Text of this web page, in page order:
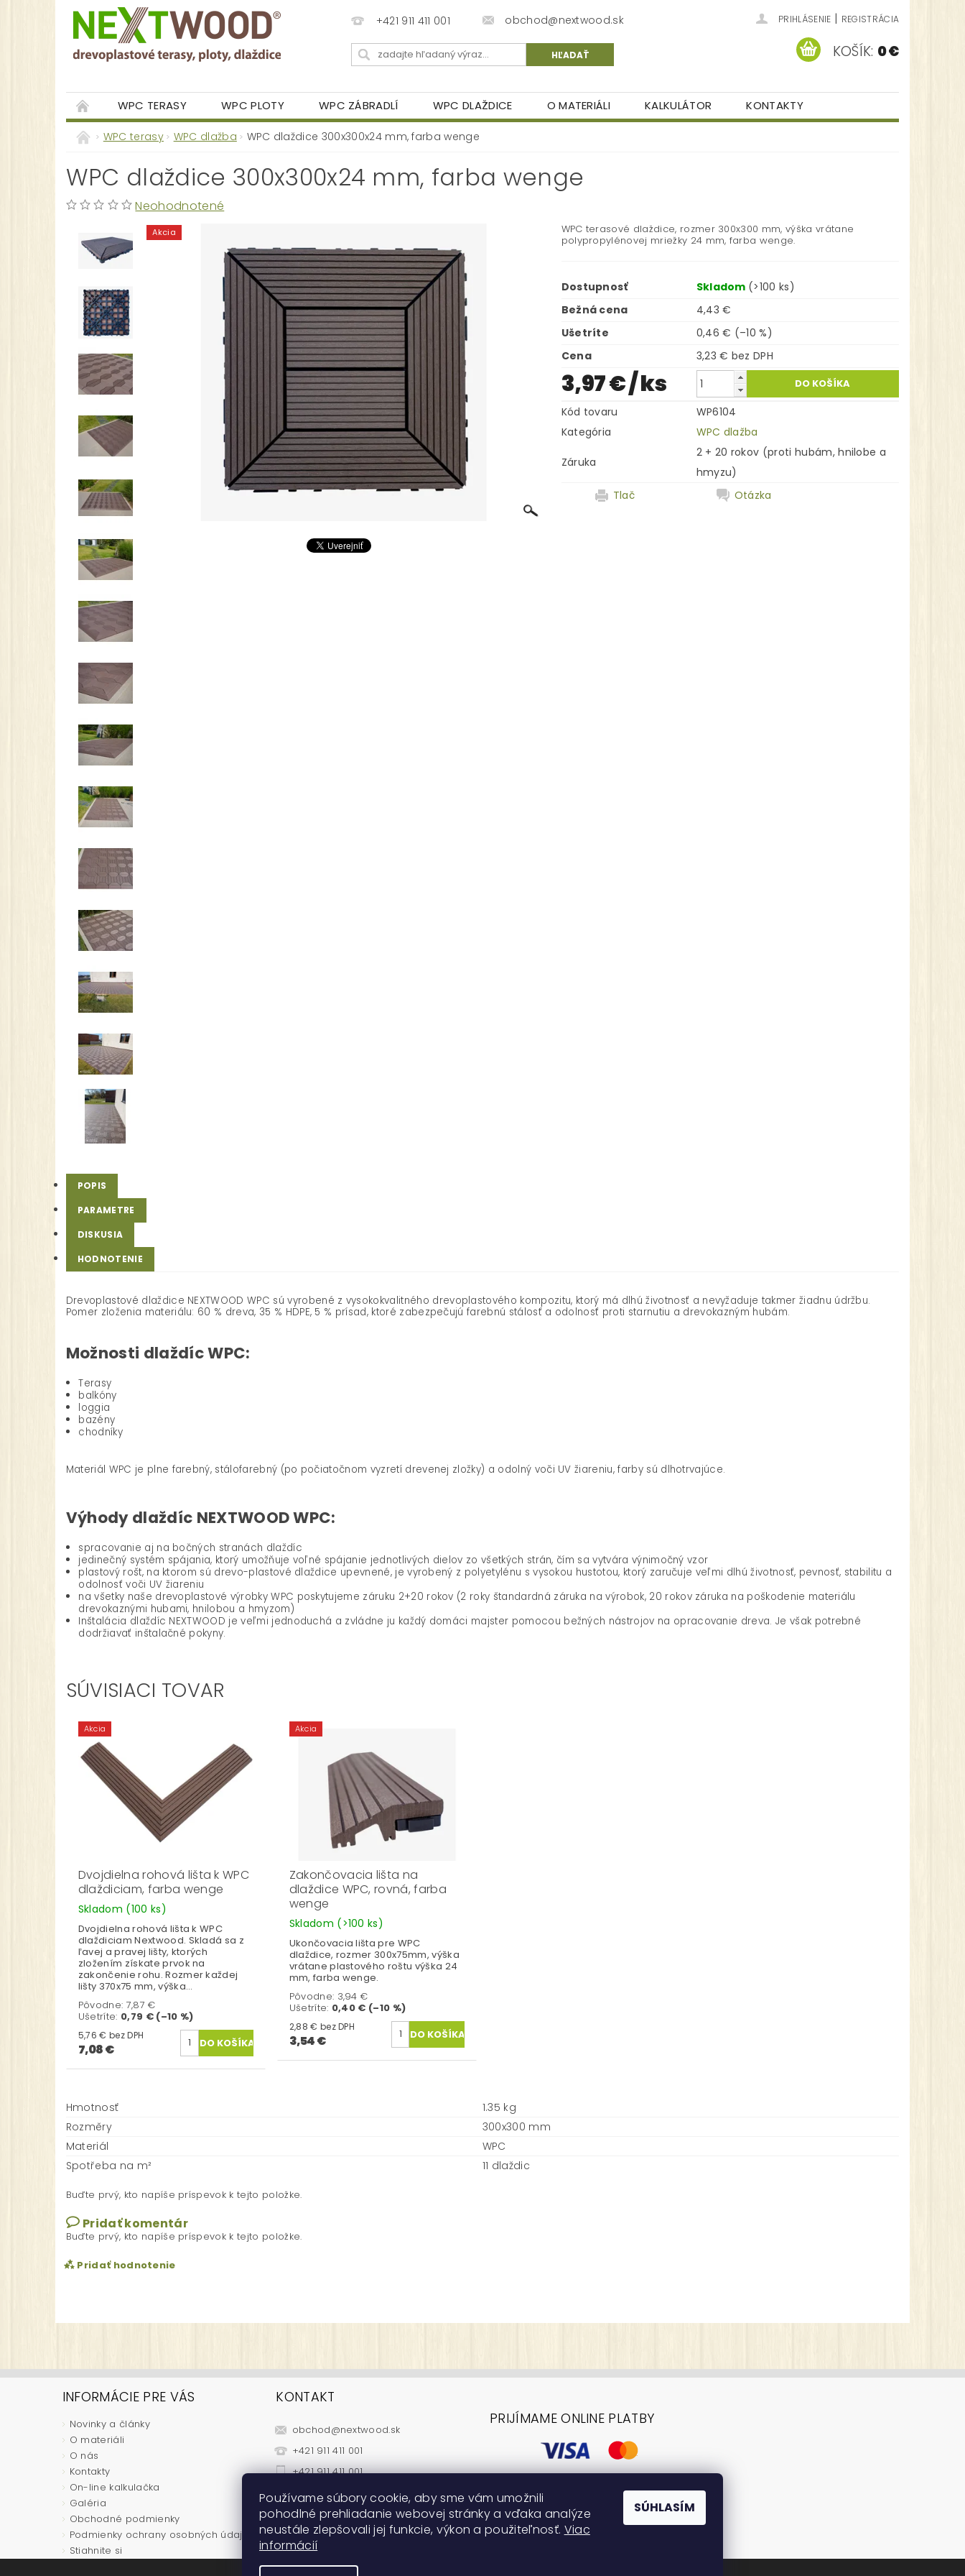
+421 911 411 001 obchod@nextwood.sk PRIHLÁSENIE | REGISTRÁCIA
KOŠÍK: 0 €
WPC TERASY WPC PLOTY WPC ZÁBRADLÍ WPC DLAŽDICE O MATERIÁLI KALKULÁTOR
KONTAKTY
GALÉRIAWPC terasy WPC dlažba WPC dlaždice 300x300x24 mm, farba wenge
WPC dlaždice 300x300x24 mm, farba wenge
Neohodnotené
Akcia
WPC terasové dlaždice, rozmer 300x300 mm, výška vrátane
polypropylénovej mriežky 24 mm, farba wenge.
Dostupnosť Skladom (>100 ks)
Bežná cena
4,43 €
Ušetríte
0,46 € (–10 %)
Cena
3,23 € bez DPH
3,97 €/ ks
Kód tovaru
WP6104
Kategória
WPC dlažba
Záruka
2 + 20 rokov (proti hubám, hnilobe a
hmyzu)
Tlač
Otázka
POPIS
PARAMETRE
DISKUSIA
HODNOTENIE
Drevoplastové dlaždice NEXTWOOD WPC sú vyrobené z vysokokvalitného drevoplastového kompozitu, ktorý má dlhú životnosť a nevyžaduje takmer žiadnu údržbu.
Pomer zloženia materiálu: 60 % dreva, 35 % HDPE, 5 % prísad, ktoré zabezpečujú farebnú stálosť a odolnosť proti starnutiu a drevokazným hubám.
Možnosti dlaždíc WPC:
Terasy
balkóny
loggia
bazény
chodníky
Materiál WPC je plne farebný, stálofarebný (po počiatočnom vyzretí drevenej zložky) a odolný voči UV žiareniu, farby sú dlhotrvajúce.
Výhody dlaždíc NEXTWOOD WPC:
spracovanie aj na bočných stranách dlaždíc
jedinečný systém spájania, ktorý umožňuje voľné spájanie jednotlivých dielov zo všetkých strán, čím sa vytvára výnimočný vzor
plastový rošt, na ktorom sú drevo-plastové dlaždice upevnené, je vyrobený z polyetylénu s vysokou hustotou, ktorý zaručuje veľmi dlhú životnosť, pevnosť, stabilitu a
odolnosť voči UV žiareniu
na všetky naše drevoplastové výrobky WPC poskytujeme záruku 2+20 rokov (2 roky štandardná záruka na výrobok, 20 rokov záruka na poškodenie materiálu
drevokaznými hubami, hnilobou a hmyzom)
Inštalácia dlaždíc NEXTWOOD je veľmi jednoduchá a zvládne ju každý domáci majster pomocou bežných nástrojov na opracovanie dreva. Je však potrebné
dodržiavať inštalačné pokyny.
SÚVISIACI TOVAR
Akcia
Dvojdielna rohová lišta k WPC
dlaždiciam, farba wenge
Skladom (100 ks)
Dvojdielna rohová lišta k WPC
dlaždiciam Nextwood. Skladá sa z
ľavej a pravej lišty, ktorých
zložením získate prvok na
zakončenie rohu. Rozmer každej
lišty 370x75 mm, výška...
Pôvodne: 7,87 €
Ušetríte: 0,79 € (–10 %)
5,76 € bez DPH
7,08 €
Akcia
Zakončovacia lišta na
dlaždice WPC, rovná, farba
wenge
Skladom (>100 ks)
Ukončovacia lišta pre WPC
dlaždice, rozmer 300x75mm, výška
vrátane plastového roštu výška 24
mm, farba wenge.
Pôvodne: 3,94 €
Ušetríte: 0,40 € (–10 %)
2,88 € bez DPH
3,54 €
Hmotnosť
1.35 kg
Rozměry
300x300 mm
Materiál
WPC
Spotřeba na m²
11 dlaždic
Buďte prvý, kto napíše príspevok k tejto položke.
Pridať komentár
Buďte prvý, kto napíše príspevok k tejto položke.
Pridať hodnotenie
Vložením hodnotenie súhlasíte s podmienkami ochrany osobných údajov
INFORMÁCIE PRE VÁS
Novinky a články
O materiáli
O nás
Kontakty
On-line kalkulačka
Galéria
Obchodné podmienky
Podmienky ochrany osobných údajov
Stiahnite si
KONTAKT
obchod@nextwood.sk
+421 911 411 001
+421 911 411 001
PRIJÍMAME ONLINE PLATBY
Používame súbory cookie, aby sme vám umožnili
pohodlné prehliadanie webovej stránky a vďaka analýze
neustále zlepšovali jej funkcie, výkon a použiteľnosť. Viac
informácií
SÚHLASÍM